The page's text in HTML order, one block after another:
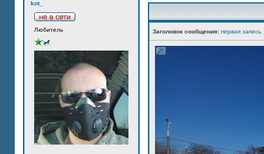
kot_
Любитель Заголовок сообщения: первая